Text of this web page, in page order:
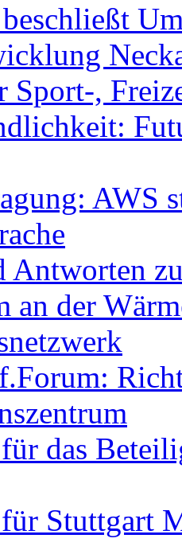
,
AWS
Antworten
an der
das
Stuttgart